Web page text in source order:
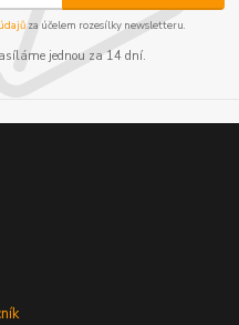
za účelem rozesílky newsletteru.
jednou za 14 dní.